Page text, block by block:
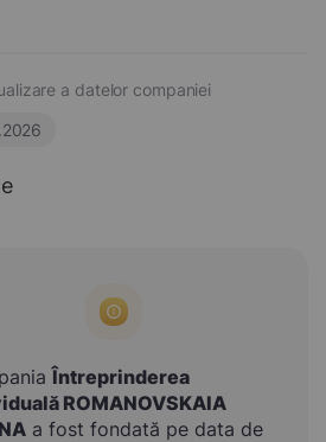
a datelor companiei
Întreprinderea
ROMANOVSKAIA
a fost fondată pe data de